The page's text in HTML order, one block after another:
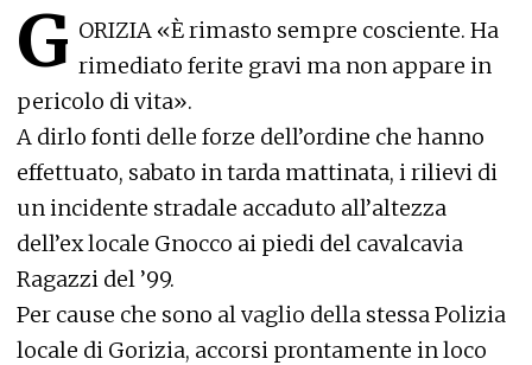
G ORIZIA «È rimasto sempre cosciente. Ha
rimediato ferite gravi ma non appare in
pericolo di vita».
A dirlo fonti delle forze dell’ordine che hanno
effettuato, sabato in tarda mattinata, i rilievi di
un incidente stradale accaduto all’altezza
dell’ex locale Gnocco ai piedi del cavalcavia
Ragazzi del ’99.
Per cause che sono al vaglio della stessa Polizia
locale di Gorizia, accorsi prontamente in loco